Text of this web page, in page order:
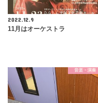
2022.12.9
11月はオーケストラ
音楽・演奏